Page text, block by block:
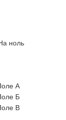
А
Б
В